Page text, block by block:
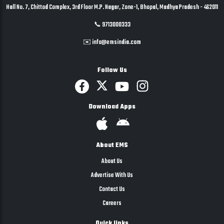
Hall No. 7, Chittod Complex, 3rd Floor M.P. Nagar, Zone-1, Bhopal, Madhya Pradesh - 462011
📞 9713000333
✉️ info@emsindia.com
Follow Us
Download Apps
About EMS
About Us
Advertise With Us
Contact Us
Careers